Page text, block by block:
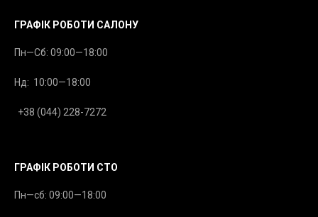
ГРАФІК РОБОТИ САЛОНУ
Пн—Сб: 09:00—18:00
Нд: 10:00—18:00
+38 (044) 228-7272
ГРАФІК РОБОТИ СТО
Пн—сб: 09:00—18:00